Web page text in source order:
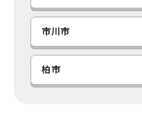
市川市
柏市